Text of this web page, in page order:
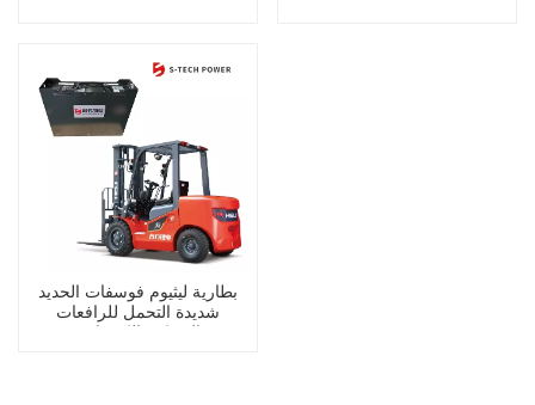
بطارية ليثيوم فوسفات الحديد
شديدة التحمل للرافعات